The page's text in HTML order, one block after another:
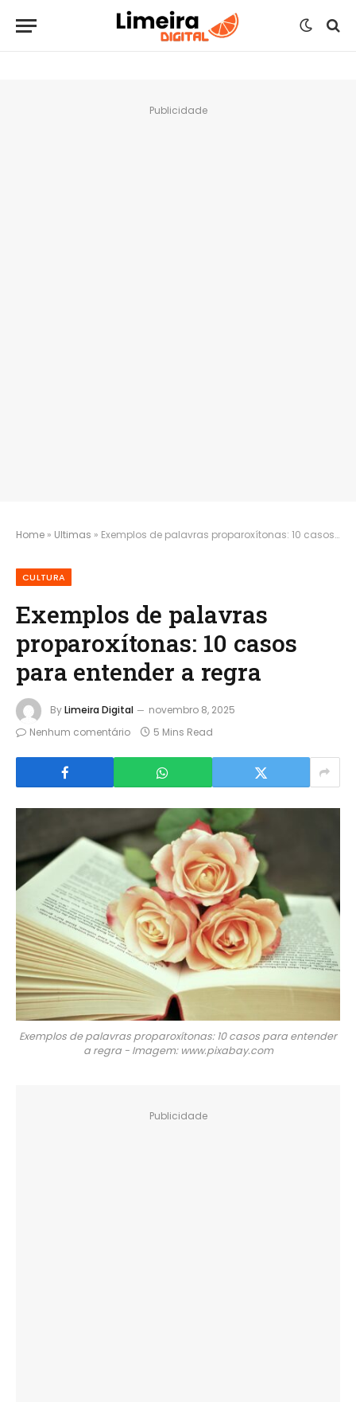
Publicidade
Home » Ultimas » Exemplos de palavras proparoxítonas: 10 casos para entender a regra
CULTURA
Exemplos de palavras
proparoxítonas: 10 casos
para entender a regra
ByLimeira Digital
novembro 8, 2025
Nenhum comentário
5 Mins Read
Exemplos de palavras proparoxítonas: 10 casos para entender
a regra - Imagem: www.pixabay.com
Publicidade